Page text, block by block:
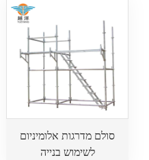
סולם מדרגות אלומיניום
לשימוש בנייה